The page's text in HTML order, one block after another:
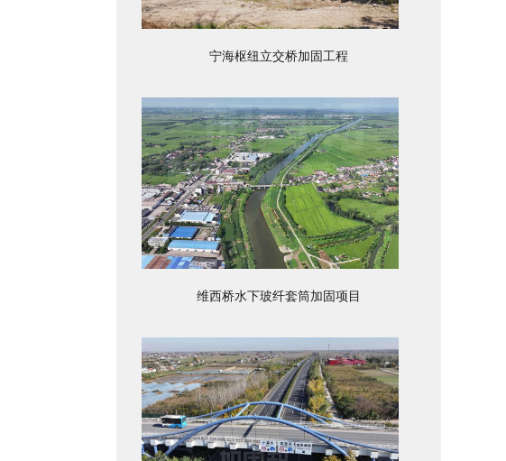
宁海枢纽立交桥加固工程
维西桥水下玻纤套筒加固项目